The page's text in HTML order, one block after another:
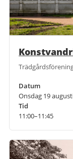
Datum
Onsdag 19
Tid
11:00–11:45